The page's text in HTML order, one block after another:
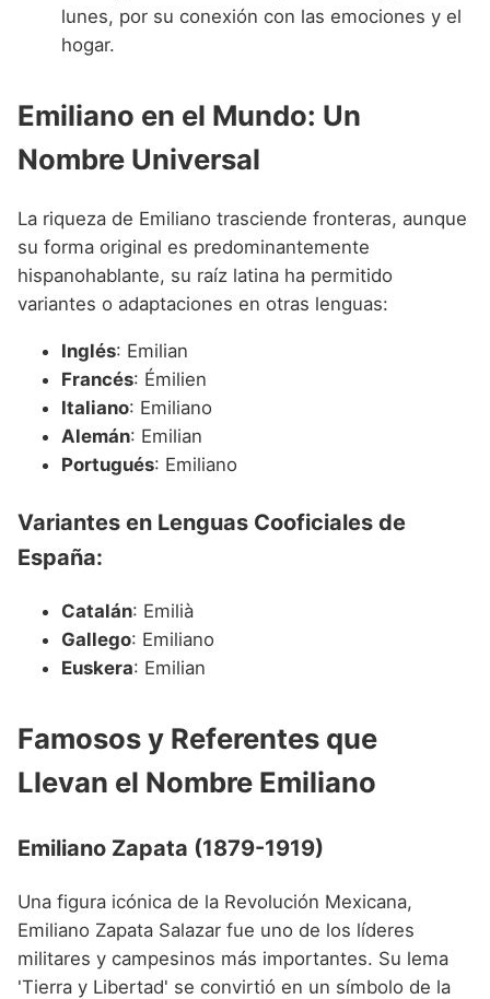
lunes, por su conexión con las emociones y el
hogar.
Emiliano en el Mundo: Un
Nombre Universal
La riqueza de Emiliano trasciende fronteras, aunque
su forma original es predominantemente
hispanohablante, su raíz latina ha permitido
variantes o adaptaciones en otras lenguas:
Inglés: Emilian
Francés: Émilien
Italiano: Emiliano
Alemán: Emilian
Portugués: Emiliano
Variantes en Lenguas Cooficiales de
España:
Catalán: Emilià
Gallego: Emiliano
Euskera: Emilian
Famosos y Referentes que
Llevan el Nombre Emiliano
Emiliano Zapata (1879-1919)
Una figura icónica de la Revolución Mexicana,
Emiliano Zapata Salazar fue uno de los líderes
militares y campesinos más importantes. Su lema
'Tierra y Libertad' se convirtió en un símbolo de la